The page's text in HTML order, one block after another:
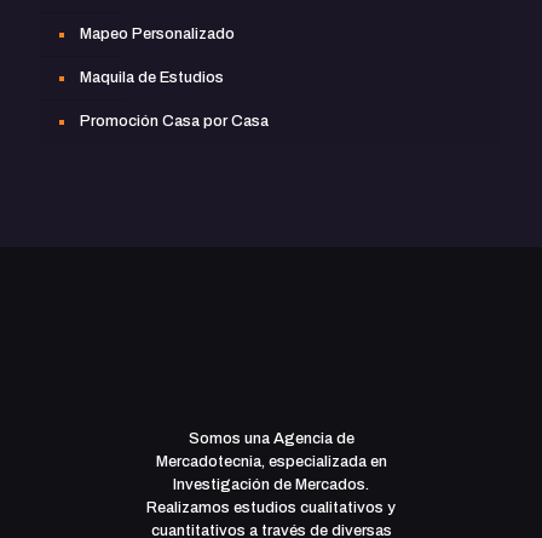
Mapeo Personalizado
Maquila de Estudios
Promoción Casa por Casa
Somos una Agencia de
Mercadotecnia, especializada en
Investigación de Mercados.
Realizamos estudios cualitativos y
cuantitativos a través de diversas